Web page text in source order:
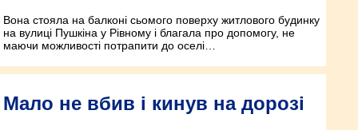
Вона стояла на балконі сьомого поверху житлового будинку
на вулиці Пушкіна у Рівному і благала про допомогу, не
маючи можливості потрапити до оселі…
Мало не вбив і кинув на дорозі